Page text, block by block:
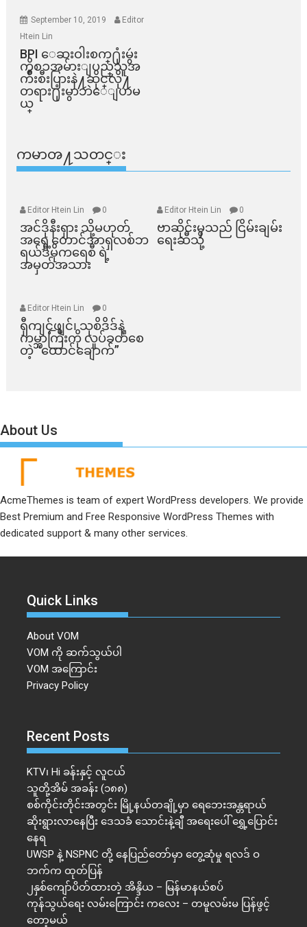
September 10, 2019
Editor
Htein Lin
BPI ​ေဆးဝါးစက္​႐ုံးမွဴး
ကိစၥအမ်ားျပည္​သူအ
က်ိဳးစီးပြားနဲ႔ဆိုင္​လို႔
တရား႐ုံးမွာဘဲေျပာမ
ယ္​
ကမာၻ႔သတင္း
Editor Htein Lin 0
အင်ဒိုနီးရှား သို့မဟုတ်
အရှေ့တောင်အာရှလစ်ဘ
ရယ်ဒီမိုကရေစီ ရဲ့
အမှတ်အသား
Editor Htein Lin 0
ဗာဆိုင်းမှသည် ငြိမ်းချမ်း
ရေးဆီသို့
Editor Htein Lin 0
ရှီကျင့်ဖျင်၊ သုစိဒိဒ်နဲ့
ကမ္ဘာကြီးကို လှုပ်ခတ်စေ
တဲ့ “ထောင်ချောက်”
About Us
AcmeThemes is team of expert WordPress developers. We provide
Best Premium and Free Responsive WordPress Themes with
dedicated support & many other services.
Quick Links
About VOM
VOM ကို ဆက်သွယ်ပါ
VOM အကြောင်း
Privacy Policy
Recent Posts
KTV၊ Hi ခန်းနှင့် လူငယ်
သူတို့အိမ် အခန်း (၁၈၈)
စစ်ကိုင်းတိုင်းအတွင်း မြို့နယ်တချို့မှာ ရေဘေးအန္တရာယ်
ဆိုးရွားလာနေပြီး ဒေသခံ သောင်းနဲ့ချီ အရေးပေါ် ရွှေ့ပြောင်း
နေရ
UWSP နဲ့ NSPNC တို့ နေပြည်တော်မှာ တွေ့ဆုံမှု ရလဒ် ဝ
ဘက်က ထုတ်ပြန်
၂နှစ်​ကျော်ပိတ်ထားတဲ့ အိန္ဒိယ – မြန်မာနယ်စပ်
ကုန်သွယ်ရေး လမ်းကြောင်း ကလေး – တမူလမ်းမ ပြန်ဖွင့်
တော့မယ်